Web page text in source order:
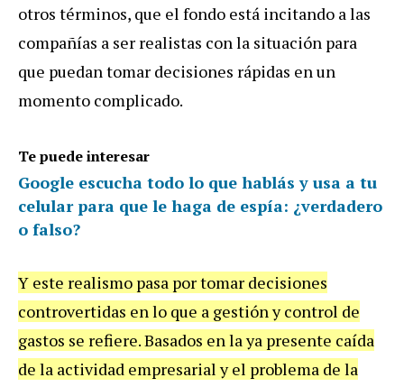
otros términos, que el fondo está incitando a las
compañías a ser realistas con la situación para
que puedan tomar decisiones rápidas en un
momento complicado.
Te puede interesar
Google escucha todo lo que hablás y usa a tu
celular para que le haga de espía: ¿verdadero
o falso?
Y este realismo pasa por tomar decisiones
controvertidas en lo que a gestión y control de
gastos se refiere. Basados en la ya presente caída
de la actividad empresarial y el problema de la